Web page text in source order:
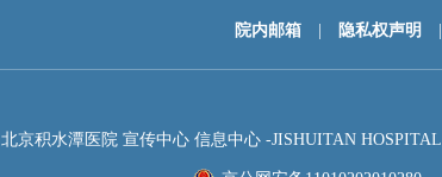
院内邮箱 隐私权声明
北京积水潭医院 宣传中心 信息中心 -JISHUITAN HOSPITAL